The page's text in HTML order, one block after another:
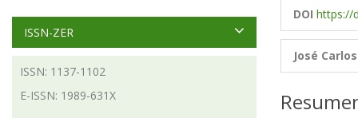
DOI https://
José
ISSN-ZER
ISSN: 1137-1102
E-ISSN: 1989-631X